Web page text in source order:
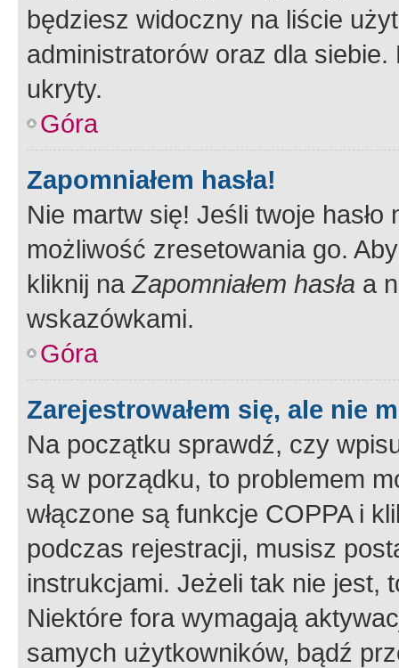
będziesz widoczny na liście
administratorów oraz dla
ukryty.
Góra
Zapomniałem hasła!
Nie martw się! Jeśli twoje
możliwość zresetowania go.
kliknij naZapomniałem hasła a
wskazówkami.
Góra
Zarejestrowałem się, ale nie
Na początku sprawdź, czy
są w porządku, to problemem
włączone są funkcje COPPA i
podczas rejestracji, musisz
instrukcjami. Jeżeli tak nie jest,
Niektóre fora wymagają
samych użytkowników, bądź